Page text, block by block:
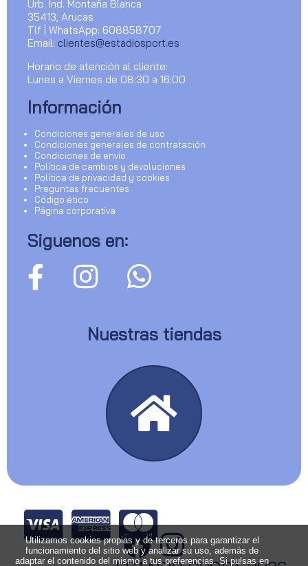
Urb. Ind. Montaña Blanca
35413, Arucas
Tlf | WhatsApp: 608858707
Email: clientes@estadiosport.es
Horario de atención al cliente:
Lunes a Viernes de 08:30 a 16:00
Información
Condiciones generales de uso
Condiciones generales de contratación
Condiciones de envío
Política de cambios y devoluciones
Política de privacidad y cookies
Preguntas frecuentes
Código ético
Página corporativa
Siguenos en:
Nuestras tiendas
Utilizamos cookies propias y de terceros para garantizar el
funcionamiento del sitio web y analizar su uso, además de
adaptar el contenido del mismo a tus preferencias. Si pulsas en